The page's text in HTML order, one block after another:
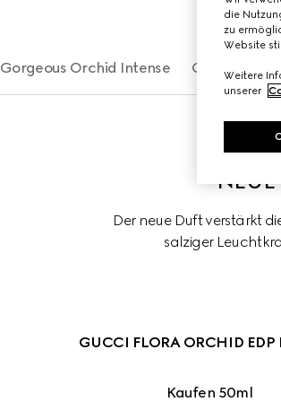
Gorgeous Orchid Intense Gorgeous
Der neue Duft verstärkt
salziger
GUCCI FLORA ORCHID EDP
Kaufen 50ml
die
zu
Website
Weitere
unserer